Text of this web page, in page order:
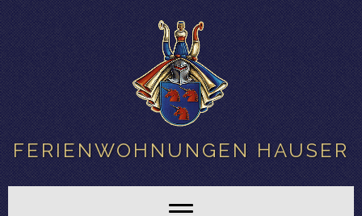
FERIENWOHNUNGEN HAUSER